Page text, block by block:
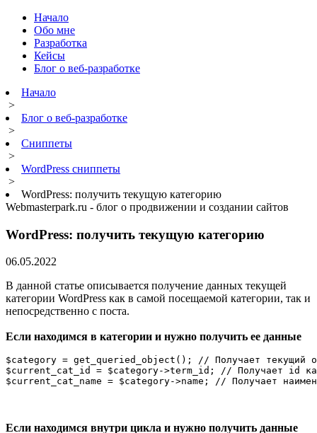
Начало
Обо мне
Разработка
Кейсы
Блог о веб-разработке
Начало
>
Блог о веб-разработке
>
Сниппеты
>
WordPress сниппеты
>
WordPress: получить текущую категорию
Webmasterpark.ru - блог о продвижении и создании сайтов
WordPress: получить текущую категорию
06.05.2022
В данной статье описывается получение данных текущей
категории WordPress как в самой посещаемой категории, так и
непосредственно с поста.
Если находимся в категории и нужно получить ее данные
$category = get_queried_object(); // Получает текущий
$current_cat_id = $category->term_id; // Получает id
Если находимся внутри цикла и нужно получить данные